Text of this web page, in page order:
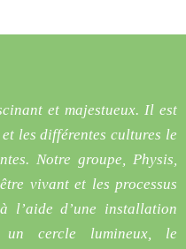
et majestueux. Il est
les différentes cultures le
Notre groupe, Physis,
vivant et les processus
l’aide d’une installation
un cercle lumineux, le